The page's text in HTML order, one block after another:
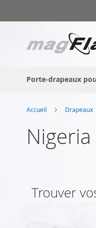
au
Porte-drapeaux
Accueil Drapeaux
Nigeria
Trouver